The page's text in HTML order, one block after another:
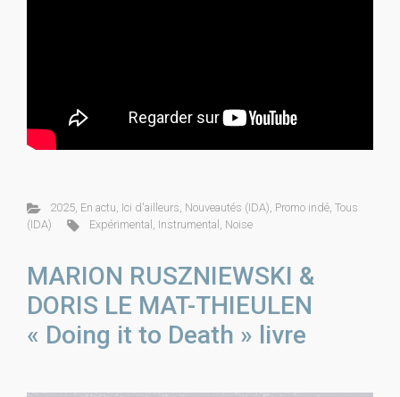
2025, En actu, Ici d'ailleurs, Nouveautés (IDA), Promo indé, Tous
(IDA)
Expérimental , Instrumental , Noise
MARION RUSZNIEWSKI &
DORIS LE MAT-THIEULEN
« Doing it to Death » livre